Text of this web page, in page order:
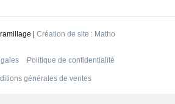
| Création de site : Matho
Politique de confidentialité
générales de ventes